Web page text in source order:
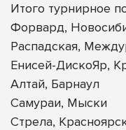
Итого турнирное
Форвард,
Распадская,
Енисей-ДискоЯр,
Алтай, Барнаул
Самураи, Мыски
Стрела,